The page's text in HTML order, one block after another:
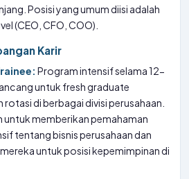
Posisi yang umum diisi adalah
(CEO, CFO, COO).
Karir
Program intensif selama 12-
untuk fresh graduate
di berbagai divisi perusahaan.
untuk memberikan pemahaman
tentang bisnis perusahaan dan
untuk posisi kepemimpinan di